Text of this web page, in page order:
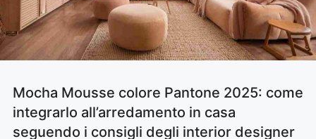
Mocha Mousse colore Pantone 2025: come
integrarlo all’arredamento in casa
seguendo i consigli degli interior designer